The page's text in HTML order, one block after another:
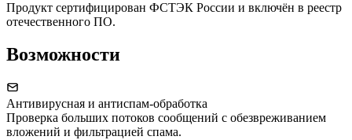
Продукт сертифицирован ФСТЭК России и включён в реестр
отечественного ПО.
Возможности
Антивирусная и антиспам-обработка
Проверка больших потоков сообщений с обезвреживанием
вложений и фильтрацией спама.